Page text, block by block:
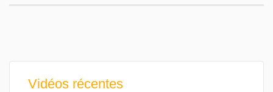
Vidéos récentes